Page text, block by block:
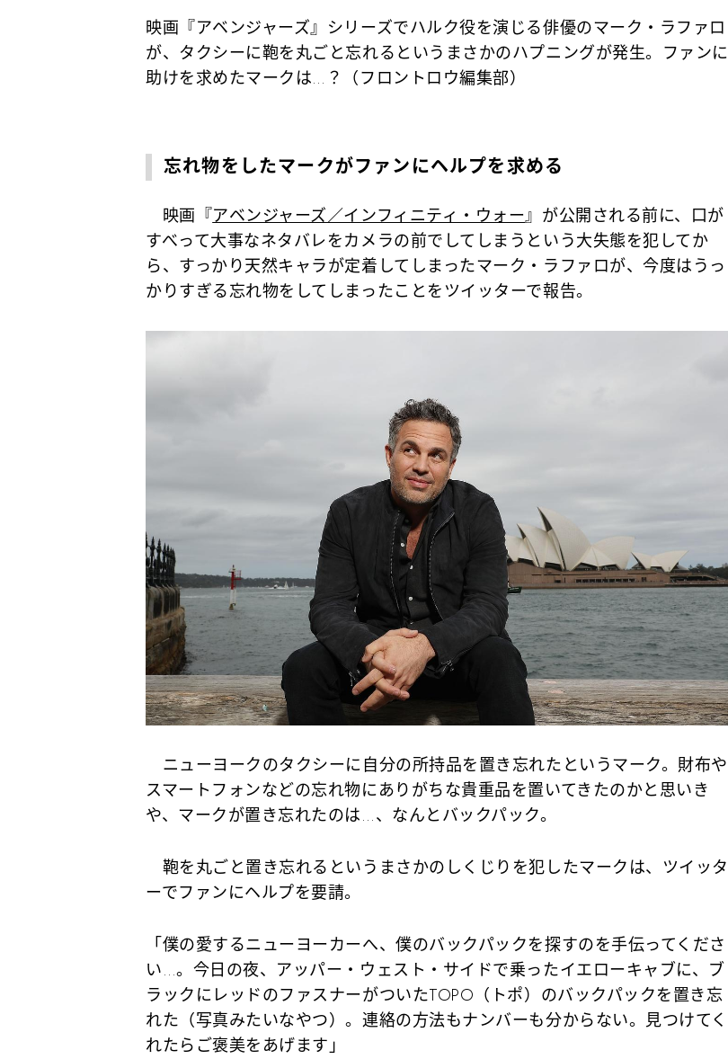
映画『アベンジャーズ』シリーズでハルク役を演じる俳優のマーク・ラファロ
が、タクシーに鞄を丸ごと忘れるというまさかのハプニングが発生。ファンに
助けを求めたマークは…？（フロントロウ編集部）
忘れ物をしたマークがファンにヘルプを求める
映画『アベンジャーズ／インフィニティ・ウォー』が公開される前に、口が
すべって大事なネタバレをカメラの前でしてしまうという大失態を犯してか
ら、すっかり天然キャラが定着してしまったマーク・ラファロが、今度はうっ
かりすぎる忘れ物をしてしまったことをツイッターで報告。
ニューヨークのタクシーに自分の所持品を置き忘れたというマーク。財布や
スマートフォンなどの忘れ物にありがちな貴重品を置いてきたのかと思いき
や、マークが置き忘れたのは…、なんとバックパック。
鞄を丸ごと置き忘れるというまさかのしくじりを犯したマークは、ツイッタ
ーでファンにヘルプを要請。
「僕の愛するニューヨーカーへ、僕のバックパックを探すのを手伝ってくださ
い…。今日の夜、アッパー・ウェスト・サイドで乗ったイエローキャブに、ブ
ラックにレッドのファスナーがついたTOPO（トポ）のバックパックを置き忘
れた（写真みたいなやつ）。連絡の方法もナンバーも分からない。見つけてく
れたらご褒美をあげます」